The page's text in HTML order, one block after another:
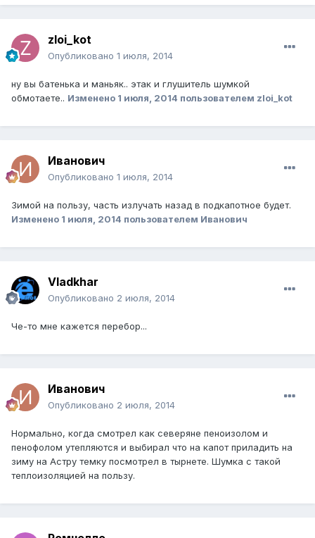
zloi_kot
Опубликовано 1 июля, 2014
ну вы батенька и маньяк.. этак и глушитель шумкой
обмотаете.. Изменено 1 июля, 2014 пользователем zloi_kot
Иванович
Опубликовано 1 июля, 2014
Зимой на пользу, часть излучать назад в подкапотное будет.
Изменено 1 июля, 2014 пользователем Иванович
Vladkhar
Опубликовано 2 июля, 2014
Че-то мне кажется перебор...
Иванович
Опубликовано 2 июля, 2014
Нормально, когда смотрел как северяне пеноизолом и
пенофолом утепляются и выбирал что на капот приладить на
зиму на Астру темку посмотрел в тырнете. Шумка с такой
теплоизоляцией на пользу.